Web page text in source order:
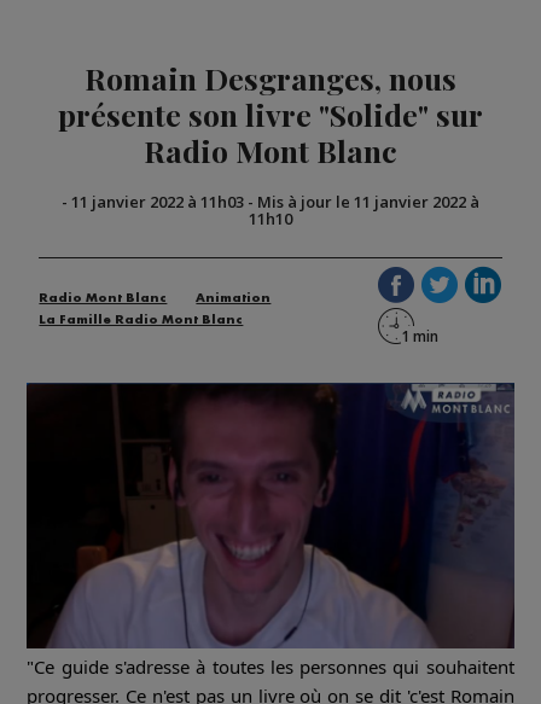
Romain Desgranges, nous
présente son livre "Solide" sur
Radio Mont Blanc
- 11 janvier 2022 à 11h03 - Mis à jour le 11 janvier 2022 à
11h10
Radio Mont Blanc
Animation
La Famille Radio Mont Blanc
"Ce guide s'adresse à toutes les personnes qui souhaitent
progresser. Ce n'est pas un livre où on se dit 'c'est Romain